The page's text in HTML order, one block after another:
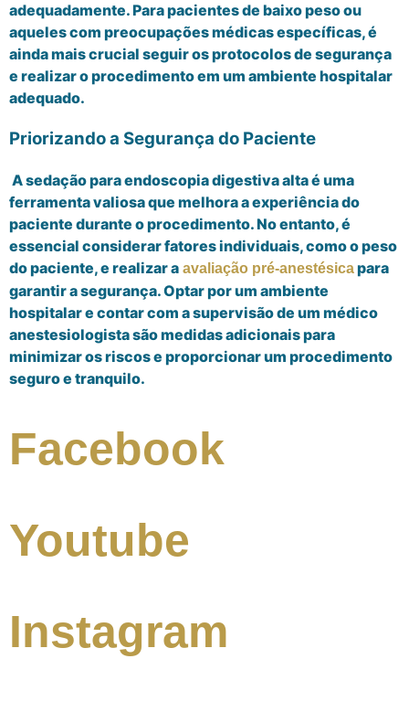
adequadamente. Para pacientes de baixo peso ou
aqueles com preocupações médicas específicas, é
ainda mais crucial seguir os protocolos de segurança
e realizar o procedimento em um ambiente hospitalar
adequado.
Priorizando a Segurança do Paciente
A sedação para endoscopia digestiva alta é uma
ferramenta valiosa que melhora a experiência do
paciente durante o procedimento. No entanto, é
essencial considerar fatores individuais, como o peso
do paciente, e realizar a avaliação pré-anestésicapara
garantir a segurança. Optar por um ambiente
hospitalar e contar com a supervisão de um médico
anestesiologista são medidas adicionais para
minimizar os riscos e proporcionar um procedimento
seguro e tranquilo.
Facebook
Youtube
Instagram